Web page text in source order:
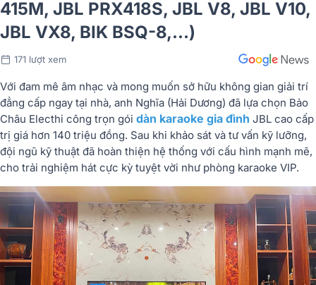
415M, JBL PRX418S, JBL V8, JBL V10,
JBL VX8, BIK BSQ-8,...)
171 lượt xem
Với đam mê âm nhạc và mong muốn sở hữu không gian giải trí
đẳng cấp ngay tại nhà, anh Nghĩa (Hải Dương) đã lựa chọn Bảo
Châu Electhi công trọn gói dàn karaoke gia đình JBL cao cấp
trị giá hơn 140 triệu đồng. Sau khi khảo sát và tư vấn kỹ lưỡng,
đội ngũ kỹ thuật đã hoàn thiện hệ thống với cấu hình mạnh mẽ,
cho trải nghiệm hát cực kỳ tuyệt vời như phòng karaoke VIP.